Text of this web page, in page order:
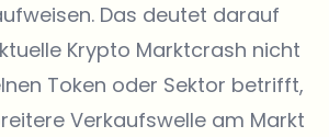
Das deutet darauf
Krypto Marktcrash nicht
Token oder Sektor betrifft,
Verkaufswelle am Markt